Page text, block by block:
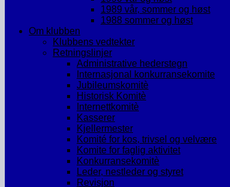
1989 vår, sommer og høst
1988 sommer og høst
Om klubben
Klubbens vedtekter
Retningslinjer
Administrative hederstegn
Internasjonal konkurransekomite
Jubileumskomitè
Historisk Komitè
Internettkomitè
Kasserer
Kjellermester
Komité for kos, trivsel og velvære
Komite for faglig aktivitet
Konkurransekomitè
Leder, nestleder og styret
Revisjon